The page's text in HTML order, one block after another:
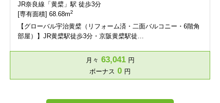
JR奈良線「黄檗」駅 徒歩3分
[専有面積] 68.68m2
【グローバル宇治黄檗（リフォーム済・二面バルコニー・6階角
部屋）】JR黄檗駅徒歩3分・京阪黄檗駅徒…
月々 63,041 円
ボーナス 0 円